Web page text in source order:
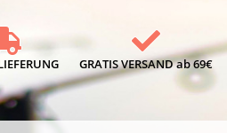
GRATIS VERSAND ab 69€